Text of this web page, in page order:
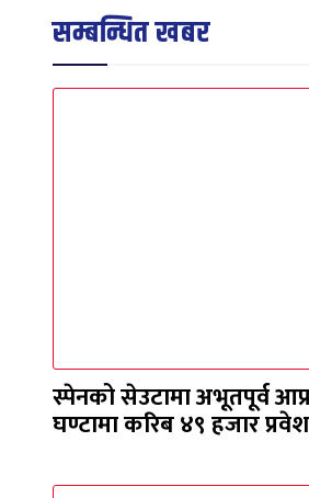
सम्बन्धित खबर
स्पेनको सेउटामा अभूतपूर्व
घण्टामा करिब ४९ हजार प्रवेश